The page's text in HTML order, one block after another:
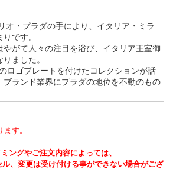
オ・プラダの手により、イタリア・ミラ
です。
やがて人々の注目を浴び、イタリア王室御
ました。
ロゴプレートを付けたコレクションが話
ブランド業界にプラダの地位を不動のもの
す。
ングやご注文内容によっては、
、変更は受け付ける事ができない場合がござ